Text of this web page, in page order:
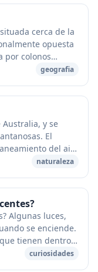
cerca de la
opuesta
por colonos
...
geografia
y se
El
del aire
naturaleza
Algunas luces,
se enciende.
tienen dentro
curiosidades